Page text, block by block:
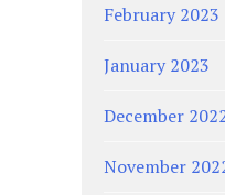
February 2023
January 2023
December
November